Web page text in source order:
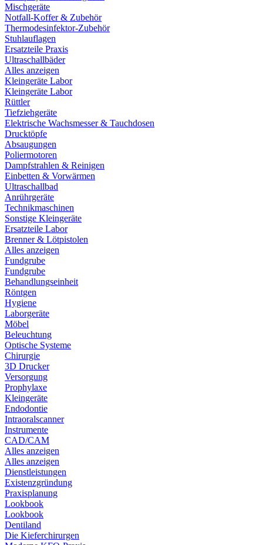
Mischgeräte
Notfall-Koffer & Zubehör
Thermodesinfektor-Zubehör
Stuhlauflagen
Ersatzteile Praxis
Ultraschallbäder
Alles anzeigen
Kleingeräte Labor
Kleingeräte Labor
Rüttler
Tiefziehgeräte
Elektrische Wachsmesser & Tauchdosen
Drucktöpfe
Absaugungen
Poliermotoren
Dampfstrahlen & Reinigen
Einbetten & Vorwärmen
Ultraschallbad
Anrührgeräte
Technikmaschinen
Sonstige Kleingeräte
Ersatzteile Labor
Brenner & Lötpistolen
Alles anzeigen
Fundgrube
Fundgrube
Behandlungseinheit
Röntgen
Hygiene
Laborgeräte
Möbel
Beleuchtung
Optische Systeme
Chirurgie
3D Drucker
Versorgung
Prophylaxe
Kleingeräte
Endodontie
Intraoralscanner
Instrumente
CAD/CAM
Alles anzeigen
Alles anzeigen
Dienstleistungen
Existenzgründung
Praxisplanung
Lookbook
Lookbook
Dentiland
Die Kieferchirurgen